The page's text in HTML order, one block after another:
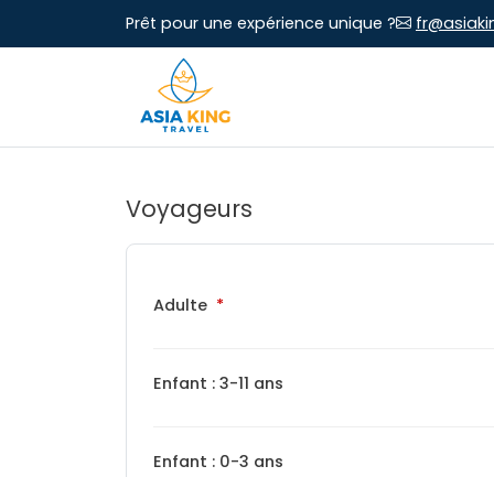
Prêt pour une expérience unique ?
Voyageurs
Adulte
Enfant : 3-11 ans
Enfant : 0-3 ans